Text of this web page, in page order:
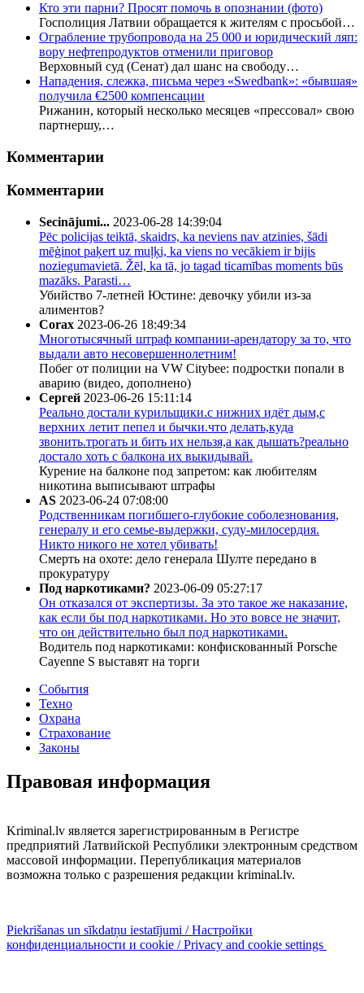
Кто эти парни? Просят помочь в опознании (фото)
Госполиция Латвии обращается к жителям с просьбой…
Ограбление трубопровода на 25 000 и юридический ляп:
вору нефтепродуктов отменили приговор
Верховный суд (Сенат) дал шанс на свободу…
Нападения, слежка, письма через «Swedbank»: «бывшая»
получила €2500 компенсации
Рижанин, который несколько месяцев «прессовал» свою
партнершу,…
Комментарии
Комментарии
Secinājumi... 2023-06-28 14:39:04
Pēc policijas teiktā, skaidrs, ka neviens nav atzinies, šādi
mēģinot paķert uz muļķi, ka viens no vecākiem ir bijis
noziegumavietā. Žēl, ka tā, jo tagad ticamības moments būs
mazāks. Parasti…
Убийство 7-летней Юстине: девочку убили из-за
алиментов?
Corax 2023-06-26 18:49:34
Многотысячный штраф компании-арендатору за то, что
выдали авто несовершеннолетним!
Побег от полиции на VW Citybee: подростки попали в
аварию (видео, дополнено)
Сергей 2023-06-26 15:11:14
Реально достали курильщики.с нижних идёт дым,с
верхних летит пепел и бычки.что делать,куда
звонить.трогать и бить их нельзя,а как дышать?реально
достало хоть с балкона их выкидывай.
Курение на балконе под запретом: как любителям
никотина выписывают штрафы
AS 2023-06-24 07:08:00
Родственникам погибшего-глубокие соболезнования,
генералу и его семье-выдержки, суду-милосердия.
Никто никого не хотел убивать!
Смерть на охоте: дело генерала Шулте передано в
прокуратуру
Под наркотиками? 2023-06-09 05:27:17
Он отказался от экспертизы. За это такое же наказание,
как если бы под наркотиками. Но это вовсе не значит,
что он действительно был под наркотиками.
Водитель под наркотиками: конфискованный Porsche
Cayenne S выставят на торги
События
Техно
Охрана
Страхование
Законы
Правовая информация
Kriminal.lv является зарегистрированным в Регистре
предприятий Латвийской Республики электронным средством
массовой информации. Перепубликация материалов
возможна только с разрешения редакции kriminal.lv.
Piekrišanas un sīkdatņu iestatījumi / Настройки
конфиденциальности и cookie / Privacy and cookie settings